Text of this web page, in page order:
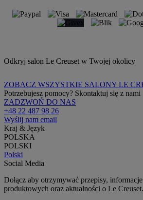
Odkryj salon Le Creuset w Twojej okolicy
ZOBACZ WSZYSTKIE SALONY LE
Potrzebujesz pomocy? Skontaktuj się z nami
ZADZWOŃ DO NAS
+48 22 487 98 26
Wyślij nam email
Kraj & Język
POLSKA
POLSKI
Polski
Social Media
Dołącz aby otrzymywać przepisy,
produktowych oraz aktualności o Le Creuset.